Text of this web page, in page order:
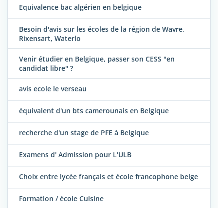
Equivalence bac algérien en belgique
Besoin d'avis sur les écoles de la région de Wavre,
Rixensart, Waterlo
Venir étudier en Belgique, passer son CESS "en
candidat libre" ?
avis ecole le verseau
équivalent d'un bts camerounais en Belgique
recherche d'un stage de PFE à Belgique
Examens d' Admission pour L'ULB
Choix entre lycée français et école francophone belge
Formation / école Cuisine